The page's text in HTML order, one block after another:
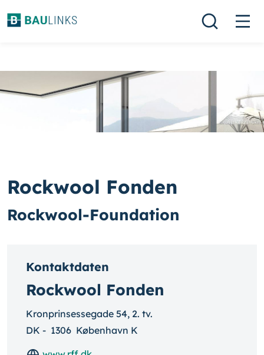
Rockwool Fonden
Rockwool-Foundation
Kontaktdaten
Rockwool Fonden
Kronprinsessegade 54, 2. tv.
DK - 1306 København K